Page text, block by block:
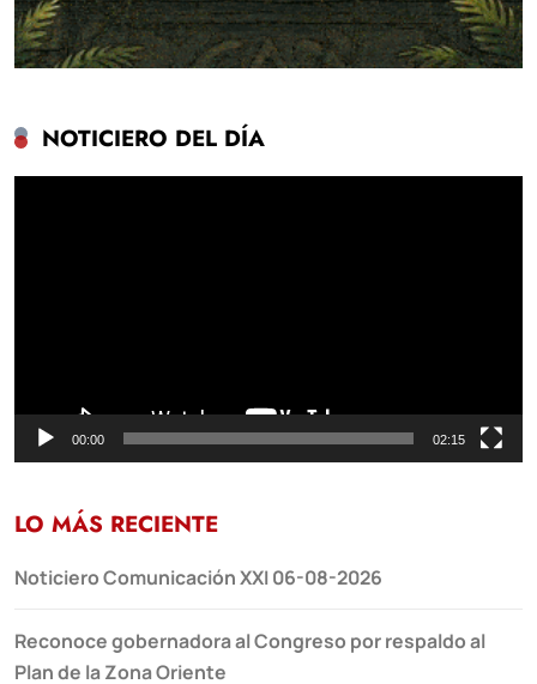
NOTICIERO DEL DÍA
00:00 02:15
LO MÁS RECIENTE
Noticiero Comunicación XXI 06-08-2026
Reconoce gobernadora al Congreso por respaldo al
Plan de la Zona Oriente